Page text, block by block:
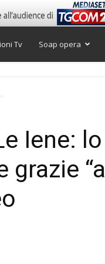
Tv Soap opera
Iene: lo
grazie “a